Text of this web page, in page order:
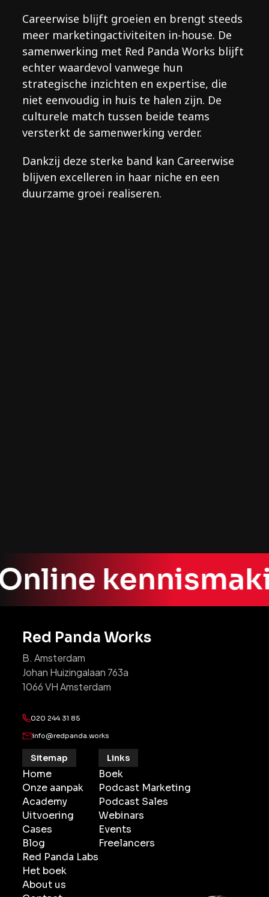
Careerwise blijft groeien en brengt steeds
meer marketingactiviteiten in-house. De
samenwerking met Red Panda Works blijft
echter waardevol vanwege hun
strategische inzichten en expertise, die
niet eenvoudig in huis te halen zijn. De
culturele match tussen beide teams
versterkt de samenwerking verder.
Dankzij deze sterke band kan Careerwise
blijven excelleren in haar niche en een
duurzame groei realiseren.
Online
Red Panda Works
B. Amsterdam
Johan Huizingalaan 763a
1066 VH Amsterdam
020 244 31 85
info@redpanda.works
Sitemap
Home
Onze aanpak
Academy
Uitvoering
Cases
Blog
Red Panda Labs
Het boek
About us
Links
Boek
Podcast Marketing
Podcast Sales
Webinars
Events
Freelancers